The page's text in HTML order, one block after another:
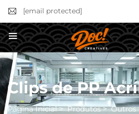
[email protected]
Clips de PP
Página Inicial>Produtos>Outros